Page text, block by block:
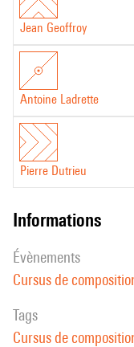
Jean Geoffroy
Antoine Ladrette
Pierre Dutrieu
informations
évènements
Cursus de
Tags
Cursus de